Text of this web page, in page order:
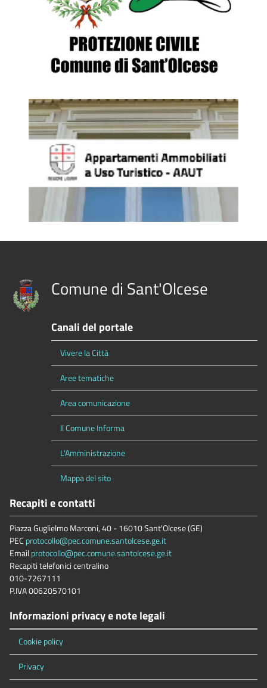
Comune di Sant'Olcese
Canali del portale
Vivere la Città
Aree tematiche
Area comunicazione
Il Comune Informa
L'Amministrazione
Mappa del sito
Recapiti e contatti
Piazza Guglielmo Marconi, 40 - 16010 Sant'Olcese (GE)
PEC protocollo@pec.comune.santolcese.ge.it
Emailprotocollo@pec.comune.santolcese.ge.it
Recapiti telefonici centralino
010-7267111
P.IVA 00620570101
Informazioni privacy e note legali
Cookie policy
Privacy